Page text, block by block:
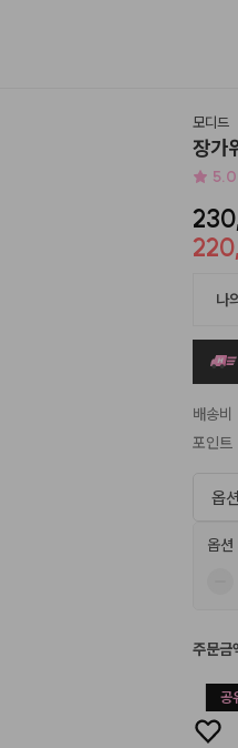
모디드
장가
5.0
나
배송비
포인트
옵
옵
주문금
공